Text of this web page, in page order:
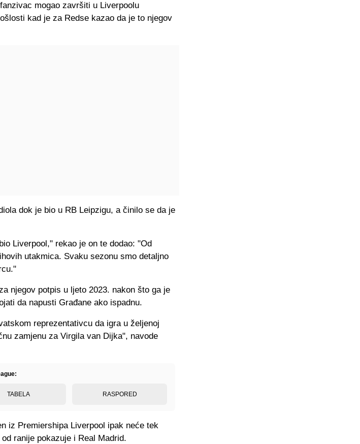
mogao završiti u Liverpoolu
kad je za Redse kazao da je to njegov
dok je bio u RB Leipzigu, a činilo se da je
Liverpool," rekao je on te dodao: "Od
utakmica. Svaku sezonu smo detaljno
njegov potpis u ljeto 2023. nakon što ga je
da napusti Građane ako ispadnu.
reprezentativcu da igra u željenoj
zamjenu za Virgila van Dijka", navode
TABELA RASPORED
iz Premiershipa Liverpool ipak neće tek
ranije pokazuje i Real Madrid.